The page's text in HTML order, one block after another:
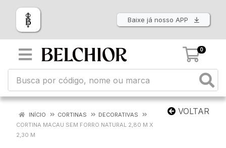
Baixe já nosso APP
0
VOLTAR
INÍCIO CORTINAS
DECORATIVAS
CORTINA MACAU SEM FORRO NATURAL 2,80 M X
2,30 M